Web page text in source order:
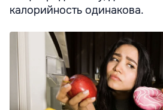
калорийность одинакова.